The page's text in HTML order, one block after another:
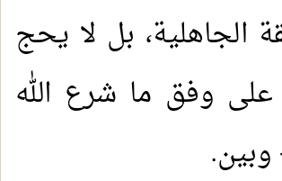
الجاهلية، بل لا يحج
على وفق ما شرع الله
.